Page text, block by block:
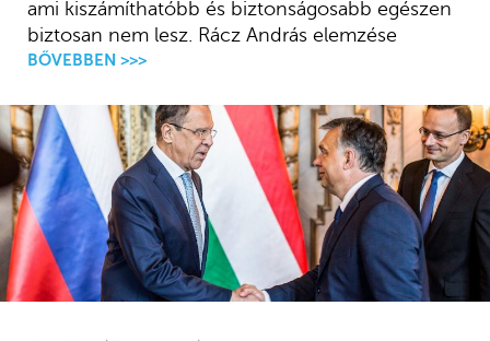
ami kiszámíthatóbb és biztonságosabb egészen
biztosan nem lesz. Rácz András elemzése
BŐVEBBEN >>>